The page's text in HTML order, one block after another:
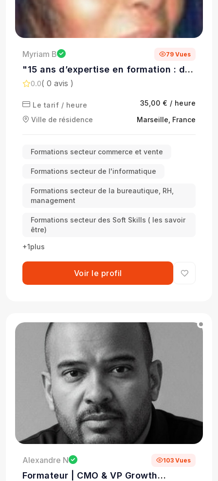
Myriam B 79 Vues
"15 ans d’expertise en formation : des
compétences qui inspirent, des
0.0( 0 avis )
Le tarif / heure
35,00 € / heure
Ville de résidence
Marseille, France
Formations secteur commerce et vente
Formations secteur de l'informatique
Formations secteur de la bureautique, RH,
management
Formations secteur des Soft Skills ( les savoir
être)
+1plus
Voir le profil
Alexandre N 103 Vues
Formateur | CMO & VP Growth